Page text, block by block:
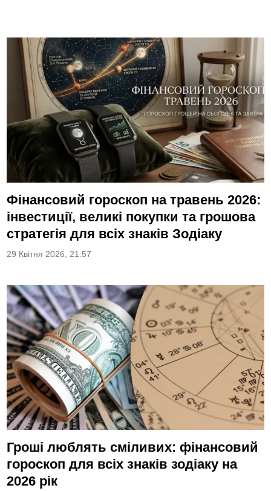
Фінансовий гороскоп на травень 2026:
інвестиції, великі покупки та грошова
стратегія для всіх знаків Зодіаку
29 Квітня 2026, 21:57
Гроші люблять сміливих: фінансовий
гороскоп для всіх знаків зодіаку на
2026 рік